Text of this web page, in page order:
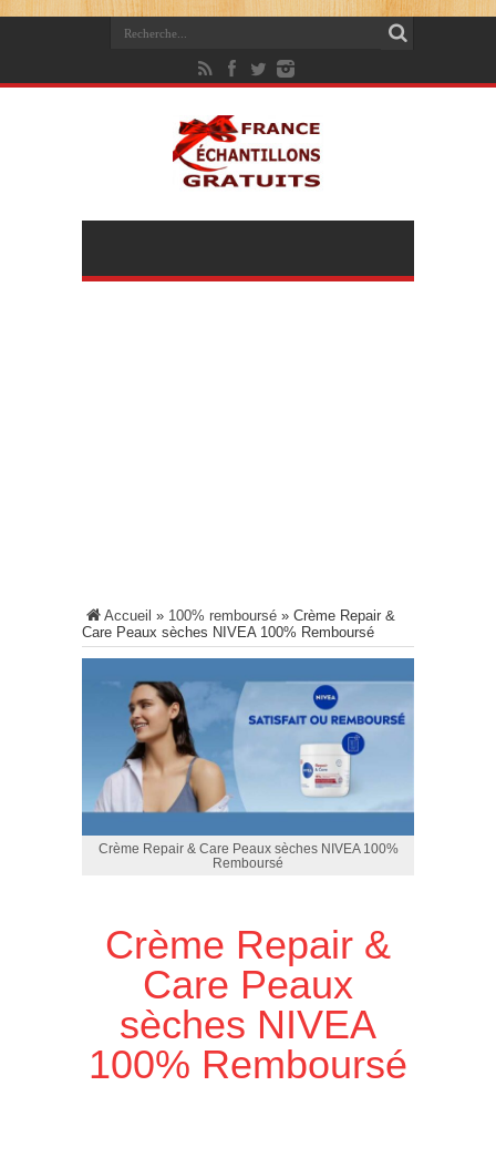
Accueil » 100% remboursé » Crème Repair &
Care Peaux sèches NIVEA 100% Remboursé
Crème Repair & Care Peaux sèches NIVEA 100%
Remboursé
Crème Repair &
Care Peaux
sèches NIVEA
100% Remboursé